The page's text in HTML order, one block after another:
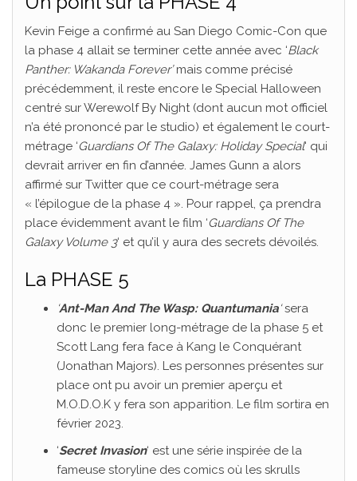
Kevin Feige a confirmé au San Diego Comic-Con que
la phase 4 allait se terminer cette année avec ‘Black
Panther: Wakanda Forever’mais comme précisé
précédemment, il reste encore le Special Halloween
centré sur Werewolf By Night (dont aucun mot officiel
n’a été prononcé par le studio) et également le court-
métrage ‘Guardians Of The Galaxy: Holiday Special‘ qui
devrait arriver en fin d’année. James Gunn a alors
affirmé sur Twitter que ce court-métrage sera
« l’épilogue de la phase 4 ». Pour rappel, ça prendra
place évidemment avant le film ‘Guardians Of The
Galaxy Volume 3‘ et qu’il y aura des secrets dévoilés.
La PHASE 5
Ant-Man And The Wasp: Quantumania‘sera
donc le premier long-métrage de la phase 5 et
Scott Lang fera face à Kang le Conquérant
(Jonathan Majors). Les personnes présentes sur
place ont pu avoir un premier aperçu et
M.O.D.O.K y fera son apparition. Le film sortira en
février 2023.
‘Secret Invasion‘ est une série inspirée de la
fameuse storyline des comics où les skrulls